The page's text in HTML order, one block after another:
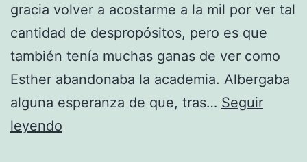
gracia volver a acostarme a la mil por ver tal
cantidad de despropósitos, pero es que
también tenía muchas ganas de ver como
Esther abandonaba la academia. Albergaba
alguna esperanza de que, tras… Seguir
leyendo